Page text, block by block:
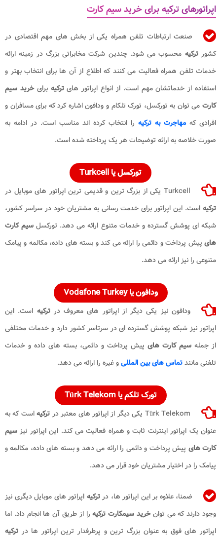
اپراتورهای ترکیه برای خرید سیم کارت
صنعت ارتباطات تلفن همراه یکی از بخش های مهم اقتصادی در
کشورترکیه محسوب می شود. چندین شرکت مخابراتی بزرگ در زمینه ارائه
خدمات تلفن همراه فعالیت می کنند که اطلاع از آن ها برای انتخاب بهتر و
استفاده از خدماتشان مهم است. از انواع اپراتور هایترکیهبرایخرید سیم
کارت می توان به تورکسل، تورک تلکام و ودافون اشاره کرد که برای مسافران و
افرادی کهمهاجرت به ترکیه را انتخاب کرده اند مناسب است. در ادامه به
صورت خلاصه به ارائه توضیحات هر یک پرداخته شده است.
تورکسل یا Turkcell
Turkcell یکی از بزرگ ترین و قدیمی ترین اپراتور های موبایل در
ترکیه است. این اپراتور برای خدمت رسانی به مشتریان خود در سراسر کشور،
شبکه ای پوشش گسترده و خدمات متنوع ارائه می دهد. تورکسل سیم کارت
های پیش پرداخت و دائمی را ارائه می کند و بسته های داده، مکالمه و پیامک
متنوعی را نیز ارائه می دهد.
ودافون یا Vodafone Turkey
ودافون نیز یکی دیگر از اپراتور های معروف درترکیه است. این
اپراتور نیز شبکه پوشش گسترده ای در سرتاسر کشور دارد و خدمات مختلفی
از جمله سیم کارت های پیش پرداخت و دائمی، بسته های داده و خدمات
تلفنی مانندتماس های بین المللیو غیره را ارائه می دهد.
تورک تلکم یا Türk Telekom
Türk Telekom یکی دیگر از اپراتور های معتبر در ترکیهاست که به
عنوان یک اپراتور اینترنت ثابت و همراه فعالیت می کند. این اپراتور نیز سیم
کارت های پیش پرداخت و دائمی را ارائه می دهد و بسته های داده، مکالمه و
پیامک را در اختیار مشتریان خود قرار می دهد.
ضمنا، علاوه بر این اپراتور ها، درترکیه اپراتور های موبایل دیگری نیز
وجود دارند که می توانخرید سیمکارت ترکیه را از طریق آن ها انجام داد. اما
اپراتور های فوق به عنوان بزرگ ترین و پرطرفدار ترین اپراتور ها در ترکیه